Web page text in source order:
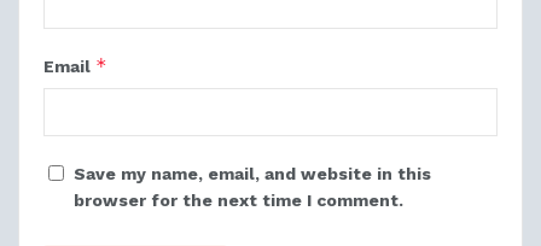
Email *
Save my name, email, and website in this
browser for the next time I comment.